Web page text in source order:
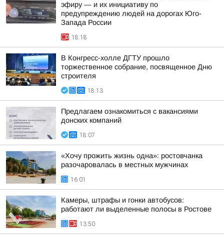
эфиру — и их инициативу по
предупреждению людей на дорогах Юго-
Запада России
18:18
В Конгресс-холле ДГТУ прошло
торжественное собрание, посвященное Дню
строителя
18:13
Предлагаем ознакомиться с вакансиями
донских компаний
18:07
«Хочу прожить жизнь одна»: ростовчанка
разочаровалась в местных мужчинах
16:01
Камеры, штрафы и гонки автобусов:
работают ли выделенные полосы в Ростове
13:50